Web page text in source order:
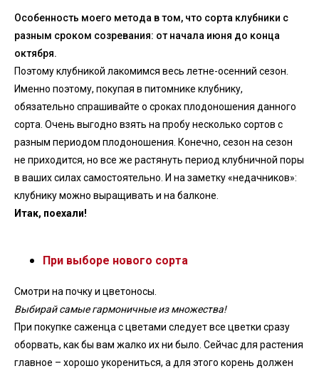
Особенность моего метода в том, что сорта клубники с
разным сроком созревания: от начала июня до конца
октября.
Поэтому клубникой лакомимся весь летне-осенний сезон.
Именно поэтому, покупая в питомнике клубнику,
обязательно спрашивайте о сроках плодоношения данного
сорта. Очень выгодно взять на пробу несколько сортов с
разным периодом плодоношения. Конечно, сезон на сезон
не приходится, но все же растянуть период клубничной поры
в ваших силах самостоятельно. И на заметку «недачников»:
клубнику можно выращивать и на балконе.
Итак, поехали!
При выборе нового сорта
Смотри на почку и цветоносы.
Выбирай самые гармоничные из множества!
При покупке саженца с цветами следует все цветки сразу
оборвать, как бы вам жалко их ни было. Сейчас для растения
главное – хорошо укорениться, а для этого корень должен